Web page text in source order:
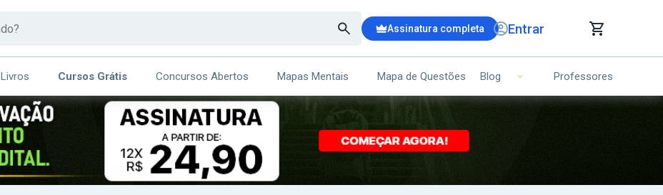
Assinatura completa Entrar
CARRINHO DE COMPRAS
ITENS (00)
Ops!
Seu carrinho ainda está vazio.
Livros Cursos Grátis Concursos Abertos Mapas Mentais Mapa de Questões Blog Professores